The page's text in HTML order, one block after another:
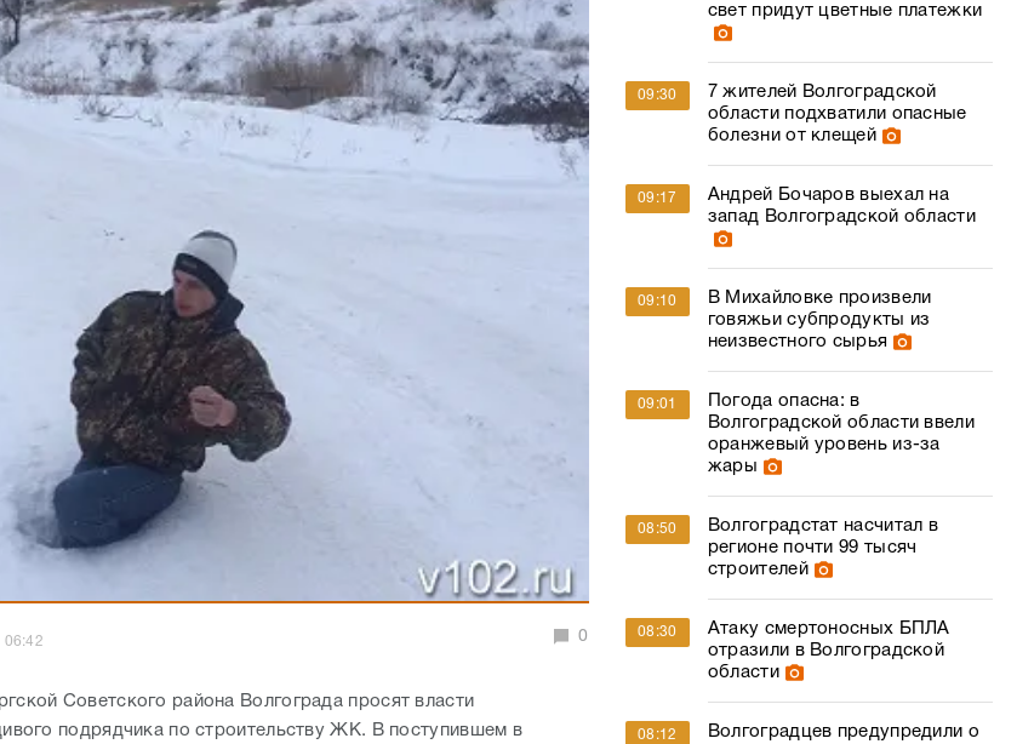
06:42 0
Советского района Волгограда просят власти
подрядчика по строительству ЖК. В поступившем в
свет придут цветные платежки
09:30
7 жителей Волгоградской
области подхватили опасные
болезни от клещей
09:17
Андрей Бочаров выехал на
запад Волгоградской области
09:10
В Михайловке произвели
говяжьи субпродукты из
неизвестного сырья
09:01
Погода опасна: в
Волгоградской области ввели
оранжевый уровень из-за
жары
08:50
Волгоградстат насчитал в
регионе почти 99 тысяч
строителей
08:30
Атаку смертоносных БПЛА
отразили в Волгоградской
области
08:12
Волгоградцев предупредили о